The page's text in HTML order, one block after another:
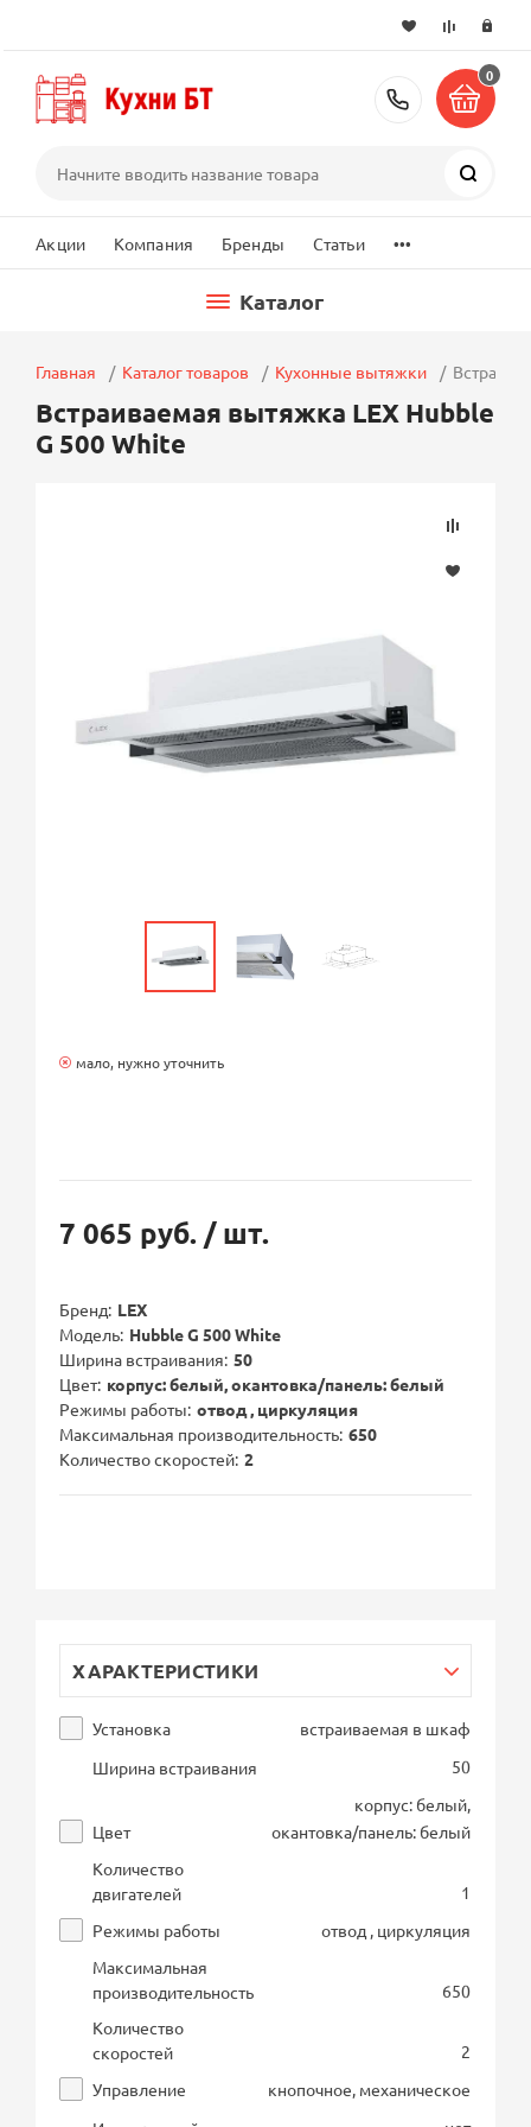
+7 (495)
0
Акции Компания Бренды Статьи ...
Каталог
Главная Каталог товаров Кухонные вытяжки
Встраиваемая вытяжка LEX Hubble
G 500 White
мало, нужно уточнить
7 065 руб. / шт.
Бренд LEX
Модель Hubble G 500 White
Ширина встраивания 50
Цвет корпус: белый, окантовка/панель: белый
Режимы работы отвод , циркуляция
Максимальная производительность 650
Количество скоростей 2
ХАРАКТЕРИСТИКИ
Установка
встраиваемая в шкаф
Ширина встраивания
50
Цвет
корпус: белый,
окантовка/панель: белый
Количество
двигателей
1
Режимы работы
отвод , циркуляция
Максимальная
производительность
650
Количество
скоростей
2
Управление
кнопочное, механическое